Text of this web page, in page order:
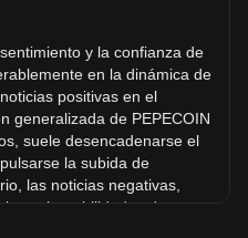
de en SEK?
cambio de PepeCoin
Durante el último mes, el
aumentó un
(SEK).
y la confianza de
en la dinámica de
positivas en el
generalizada de PEPECOIN
suele desencadenarse el
la subida de
las noticias negativas,
vulnerabilidades de